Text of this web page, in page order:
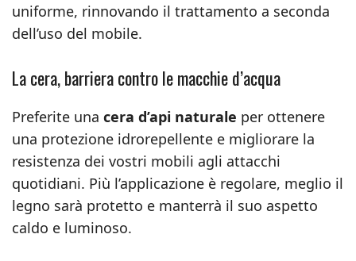
uniforme, rinnovando il trattamento a seconda
dell’uso del mobile.
La cera, barriera contro le macchie d’acqua
Preferite una cera d’api naturale per ottenere
una protezione idrorepellente e migliorare la
resistenza dei vostri mobili agli attacchi
quotidiani. Più l’applicazione è regolare, meglio il
legno sarà protetto e manterrà il suo aspetto
caldo e luminoso.